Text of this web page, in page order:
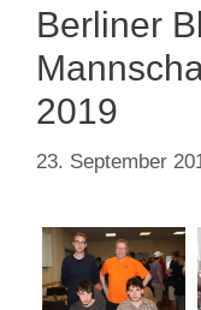
Berliner
2019
23. September